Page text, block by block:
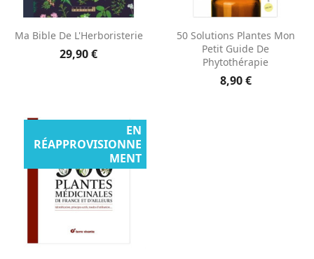
Ma Bible De L'Herboristerie
29,90 €
50 Solutions Plantes Mon
Petit Guide De
Phytothérapie
8,90 €
EN
RÉAPPROVISIONNE
MENT